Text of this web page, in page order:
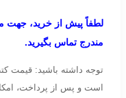
لطفاً پیش از خرید، جهت
مندرج تماس بگیرید.
توجه داشته باشید: قیمت
است و پس از پرداخت،